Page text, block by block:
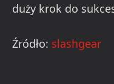
duży krok do
Źródło: slashgear